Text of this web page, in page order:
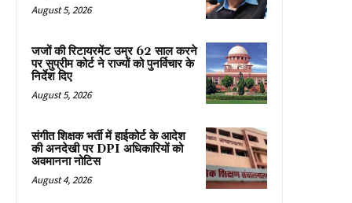
August 5, 2026
जजों की रिटायरमेंट उम्र 62 साल करने
पर सुप्रीम कोर्ट ने राज्यों को पुनर्विचार के
निर्देश दिए
August 5, 2026
संगीत शिक्षक भर्ती में हाईकोर्ट के आदेश
की अनदेखी पर DPI अधिकारियों को
अवमानना नोटिस
August 4, 2026